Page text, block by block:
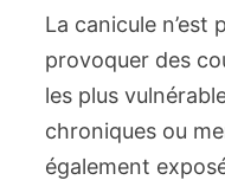
La canicule
provoquer des
les plus
chroniques ou
également